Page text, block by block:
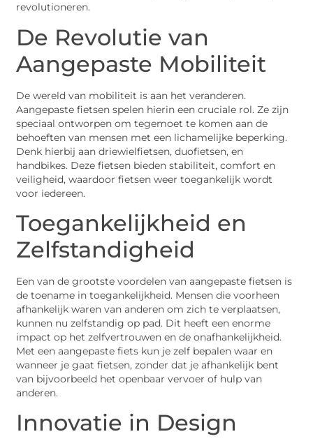
revolutioneren.
De Revolutie van
Aangepaste Mobiliteit
De wereld van mobiliteit is aan het veranderen.
Aangepaste fietsen spelen hierin een cruciale rol. Ze zijn
speciaal ontworpen om tegemoet te komen aan de
behoeften van mensen met een lichamelijke beperking.
Denk hierbij aan driewielfietsen, duofietsen, en
handbikes. Deze fietsen bieden stabiliteit, comfort en
veiligheid, waardoor fietsen weer toegankelijk wordt
voor iedereen.
Toegankelijkheid en
Zelfstandigheid
Een van de grootste voordelen van aangepaste fietsen is
de toename in toegankelijkheid. Mensen die voorheen
afhankelijk waren van anderen om zich te verplaatsen,
kunnen nu zelfstandig op pad. Dit heeft een enorme
impact op het zelfvertrouwen en de onafhankelijkheid.
Met een aangepaste fiets kun je zelf bepalen waar en
wanneer je gaat fietsen, zonder dat je afhankelijk bent
van bijvoorbeeld het openbaar vervoer of hulp van
anderen.
Innovatie in Design